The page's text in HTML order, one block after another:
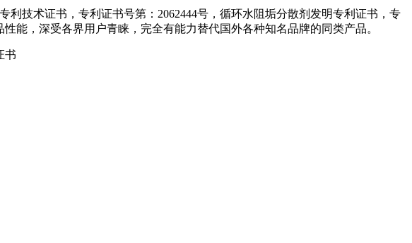
技术证书，专利证书号第：2062444号，循环水阻垢分散剂发明专利证书，专
能，深受各界用户青睐，完全有能力替代国外各种知名品牌的同类产品。